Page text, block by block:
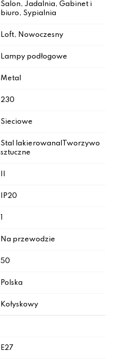
Salon, Jadalnia, Gabinet i
biuro, Sypialnia
Loft, Nowoczesny
Lampy podłogowe
Metal
230
Sieciowe
Stal lakierowana|Tworzywo
sztuczne
IP20
Na przewodzie
50
Polska
Kołyskowy
E27